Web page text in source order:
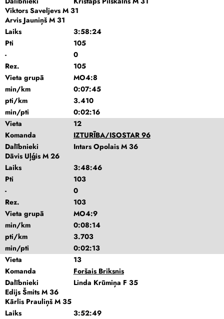
Viktors Saveljevs M 31
Arvis Jauniņš M 31
Laiks
3:58:24
Pti
105
-
0
Rez.
105
Vieta grupā
MO4:8
min/km
0:07:45
pti/km
3.410
min/pti
0:02:16
Vieta
12
Komanda
IZTURĪBA/ISOSTAR 96
Dalībnieki
Intars Opolais M 36
Dāvis Uļģis M 26
Laiks
3:48:46
Pti
103
-
0
Rez.
103
Vieta grupā
MO4:9
min/km
0:08:14
pti/km
3.703
min/pti
0:02:13
Vieta
13
Komanda
Foršais Briksnis
Dalībnieki
Linda Krūmiņa F 35
Edijs Šmits M 36
Kārlis Prauliņš M 35
Laiks
3:52:49